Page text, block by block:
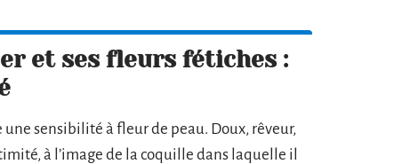
et ses fleurs fétiches :
une sensibilité à fleur de peau. Doux, rêveur,
à l’image de la coquille dans laquelle il